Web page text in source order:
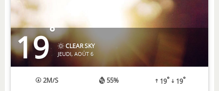
19°
CLEAR SKY
JEUDI, AOÛT 6
2M/S 55% 19° 19°